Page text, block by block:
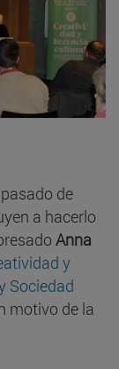
de
a hacerlo
Anna
y
Sociedad
motivo de la